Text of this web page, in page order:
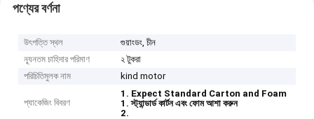
পণ্যের বর্ণনা
উৎপত্তি স্থল
গুয়াংডং, চীন
ন্যূনতম চাহিদার পরিমাণ
২ টুকরা
পরিচিতিমুলক নাম
kind motor
প্যাকেজিং বিবরণ
1. Expect Standard Carton and Foam
1. স্ট্যান্ডার্ড কার্টন এবং ফোম আশা করুন
2.